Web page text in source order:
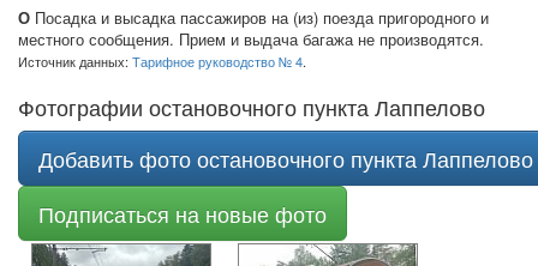
О Посадка и высадка пассажиров на (из) поезда пригородного и
местного сообщения. Прием и выдача багажа не производятся.
Источник данных: Тарифное руководство № 4.
Фотографии остановочного пункта Лаппелово
Добавить фото остановочного пункта Лаппелово
Подписаться на новые фото